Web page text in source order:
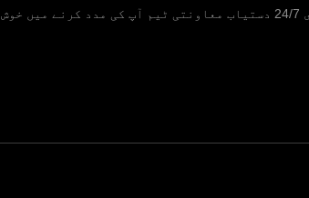
اگر آپ کو اپنے سوال کا جواب نہیں مل سکا، تو ہماری 24/7 دستیاب معاونتی ٹیم آپ کی مدد کرنے میں خوش